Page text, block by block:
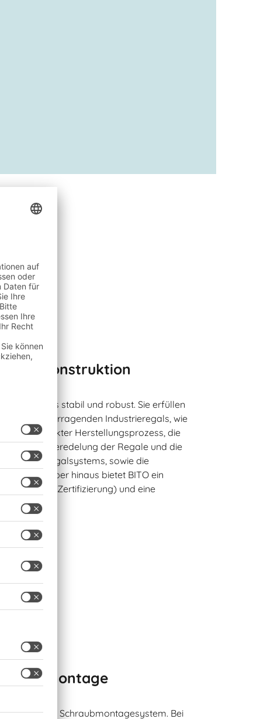
Konstruktion
besonders stabil und robust. Sie erfüllen
eines hervorragenden Industrieregals, wie
ein perfekter Herstellungsprozess, die
der Regale und die
des Regalsystems, sowie die
Darüber hinaus bietet BITO ein
(Zertifizierung) und eine
an.
Steck- oder Schraubmontagesystem. Bei